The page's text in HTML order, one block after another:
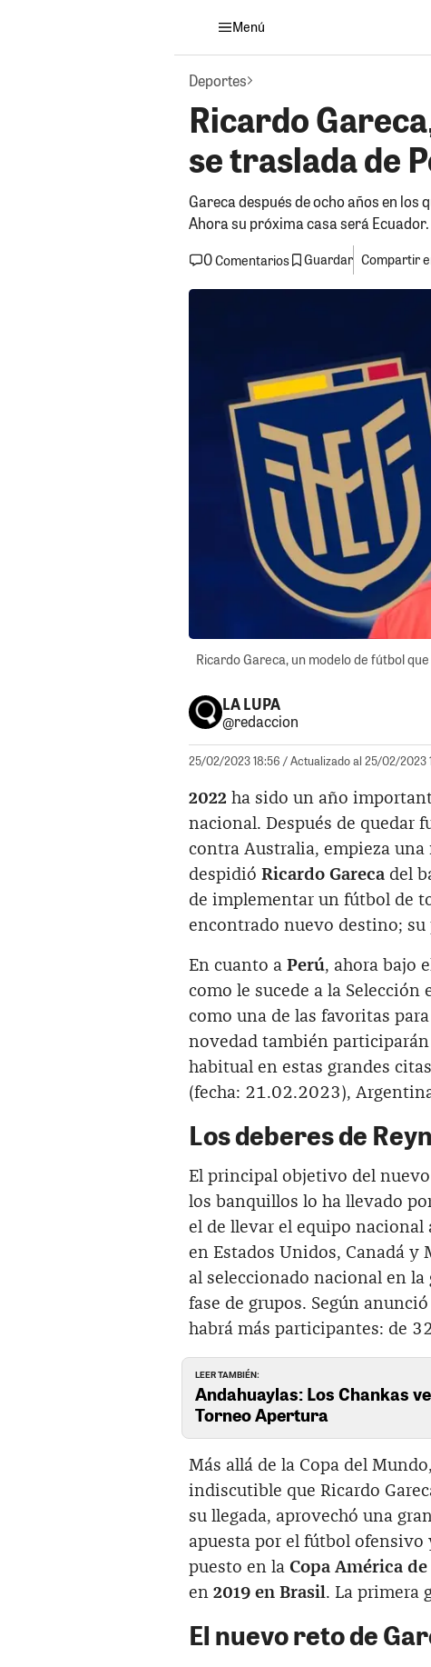
Menú
Deportes
Ricardo
se traslada de
Gareca después de ocho años en los
Ahora su próxima casa será Ecuador.
0Comentarios Guardar Compartir
Ricardo Gareca, un modelo de fútbol
LA LUPA
@redaccion
25/02/2023 18:56 / Actualizado al 25/02/2023
2022 ha sido un año
nacional. Después de quedar
contra Australia, empieza
despidió Ricardo Gareca del
de implementar un fútbol de
encontrado nuevo destino; su
En cuanto a Perú, ahora bajo
como le sucede a la
como una de las favoritas para
novedad también
habitual en estas grandes
(fecha: 21.02.2023),
Los deberes de
El principal objetivo del
los banquillos lo ha llevado
el de llevar el equipo nacional
en Estados Unidos, Canadá y
al seleccionado nacional en la
fase de grupos. Según
habrá más participantes: de
LEER TAMBIÉN:
Andahuaylas: Los Chankas
Torneo Apertura
Más allá de la Copa del
indiscutible que Ricardo
su llegada, aprovechó una
apuesta por el fútbol
puesto en la Copa América de
en 2019 en Brasil. La primera
El nuevo reto de